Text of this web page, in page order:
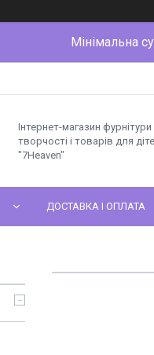
Мінімальна
Інтернет-магазин
творчості і товарів для
"7Heaven"
ДОСТАВКА І ОПЛАТА